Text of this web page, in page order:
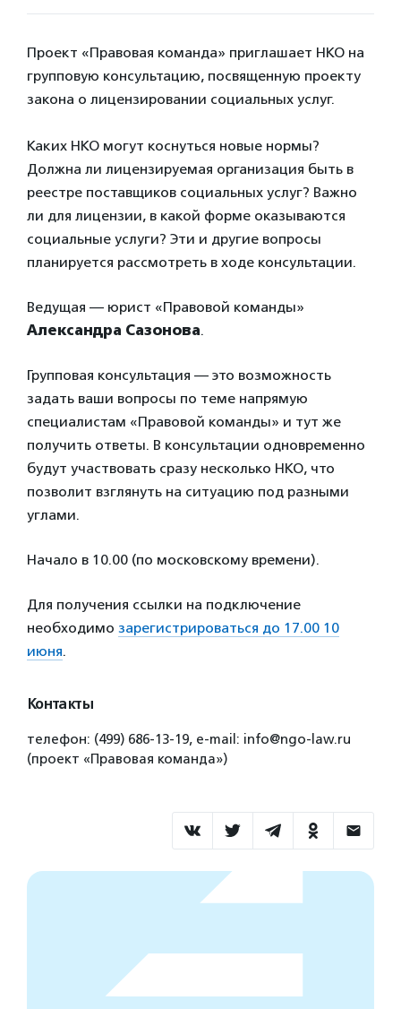
Проект «Правовая команда» приглашает НКО на
групповую консультацию, посвященную проекту
закона о лицензировании социальных услуг.
Каких НКО могут коснуться новые нормы?
Должна ли лицензируемая организация быть в
реестре поставщиков социальных услуг? Важно
ли для лицензии, в какой форме оказываются
социальные услуги? Эти и другие вопросы
планируется рассмотреть в ходе консультации.
Ведущая — юрист «Правовой команды»
Александра Сазонова.
Групповая консультация — это возможность
задать ваши вопросы по теме напрямую
специалистам «Правовой команды» и тут же
получить ответы. В консультации одновременно
будут участвовать сразу несколько НКО, что
позволит взглянуть на ситуацию под разными
углами.
Начало в 10.00 (по московскому времени).
Для получения ссылки на подключение
необходимо зарегистрироваться до 17.00 10
июня.
Контакты
телефон: (499) 686-13-19, e-mail: info@ngo-law.ru
(проект «Правовая команда»)